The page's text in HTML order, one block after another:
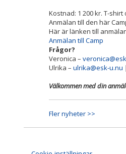
Kostnad: 1 200 kr. T-shirt
Anmälan till den här
Här är länken till
Anmälan till Camp
Frågor?
Veronica –
Ulrika – ulrika@esk-u.nu
Välkommen med din
Fler nyheter >>